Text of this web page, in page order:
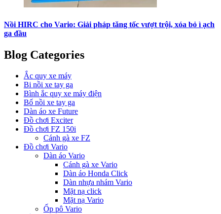
Nồi HIRC cho Vario: Giải pháp tăng tốc vượt trội, xóa bỏ ì ạch
ga đầu
Blog Categories
Ắc quy xe máy
Bi nồi xe tay ga
Bình ắc quy xe máy điện
Bố nồi xe tay ga
Dàn áo xe Future
Đồ chơi Exciter
Đồ chơi FZ 150i
Cánh gà xe FZ
Đồ chơi Vario
Dàn áo Vario
Cánh gà xe Vario
Dàn áo Honda Click
Dàn nhựa nhám Vario
Mặt nạ click
Mặt nạ Vario
Ốp pô Vario